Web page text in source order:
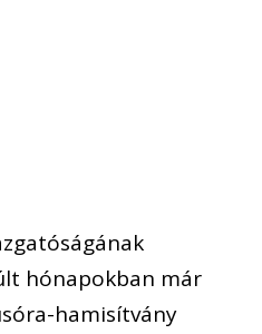
hónapokban már
hamisítvány